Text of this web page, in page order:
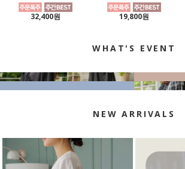
32,400원 19,800원
WHAT'S EVENT
NEW ARRIVALS